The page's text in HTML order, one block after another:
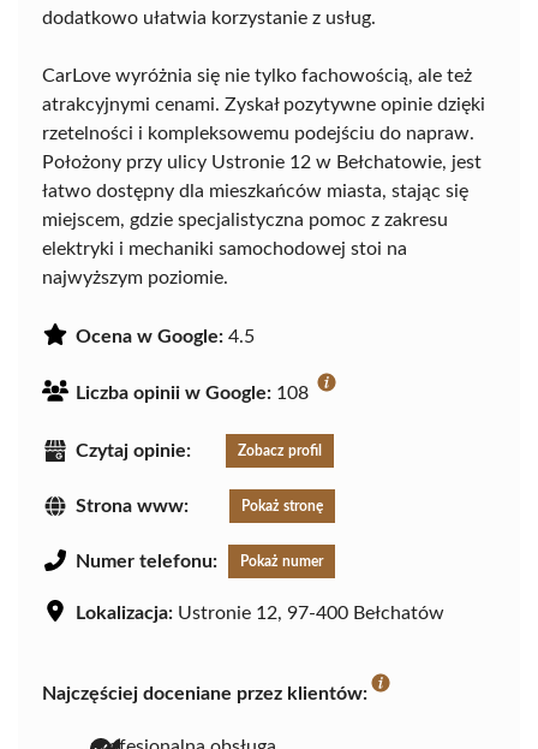
dodatkowo ułatwia korzystanie z usług.
CarLove wyróżnia się nie tylko fachowością, ale też
atrakcyjnymi cenami. Zyskał pozytywne opinie dzięki
rzetelności i kompleksowemu podejściu do napraw.
Położony przy ulicy Ustronie 12 w Bełchatowie, jest
łatwo dostępny dla mieszkańców miasta, stając się
miejscem, gdzie specjalistyczna pomoc z zakresu
elektryki i mechaniki samochodowej stoi na
najwyższym poziomie.
Ocena w Google: 4.5
Liczba opinii w Google: 108
Czytaj opinie: Zobacz profil
Strona www: Pokaż stronę
Numer telefonu: Pokaż numer
Lokalizacja: Ustronie 12, 97-400 Bełchatów
Najczęściej doceniane przez klientów: